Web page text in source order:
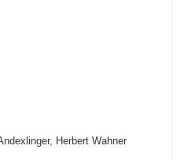
Herbert Wahner